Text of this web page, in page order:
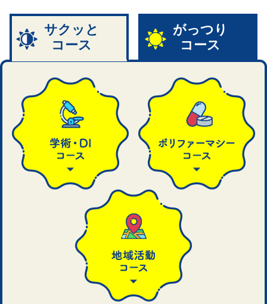
サクッと
コース
がっつり
コース